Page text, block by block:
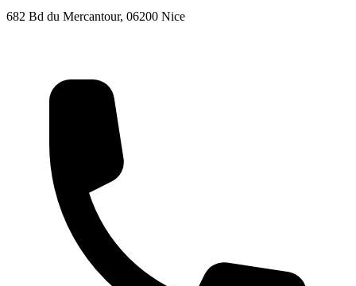
682 Bd du Mercantour, 06200 Nice